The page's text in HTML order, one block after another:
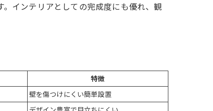
インテリアとしての完成度にも優れ、観
特徴
壁を傷つけにくい簡単設置